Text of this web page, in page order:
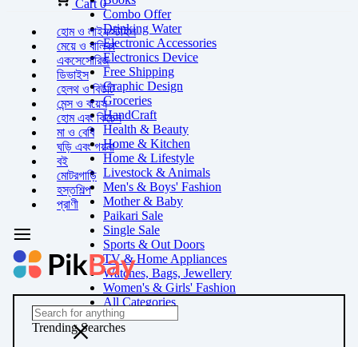
Combo Offer
Drinking Water
Electronic Accessories
Electronics Device
Free Shipping
Graphic Design
Groceries
HandCraft
Health & Beauty
Home & Kitchen
Home & Lifestyle
Livestock & Animals
Men's & Boys' Fashion
Mother & Baby
Paikari Sale
Single Sale
Sports & Out Doors
TV & Home Appliances
Watches, Bags, Jewellery
Women's & Girls' Fashion
All Categories
Cart 0
হোম ও লাইফস্টাইল
মেয়ে ও বালিকা
একসেসোরিজ
ডিভাইস
হেলথ ও বিউটি
মেন্স ও বয়েস
হোম এবং কিচেন
মা ও বেবি
ঘড়ি এবং গয়না
বই
মোটরগাড়ি
হস্তশিল্প
প্রাণী
Trending Searches